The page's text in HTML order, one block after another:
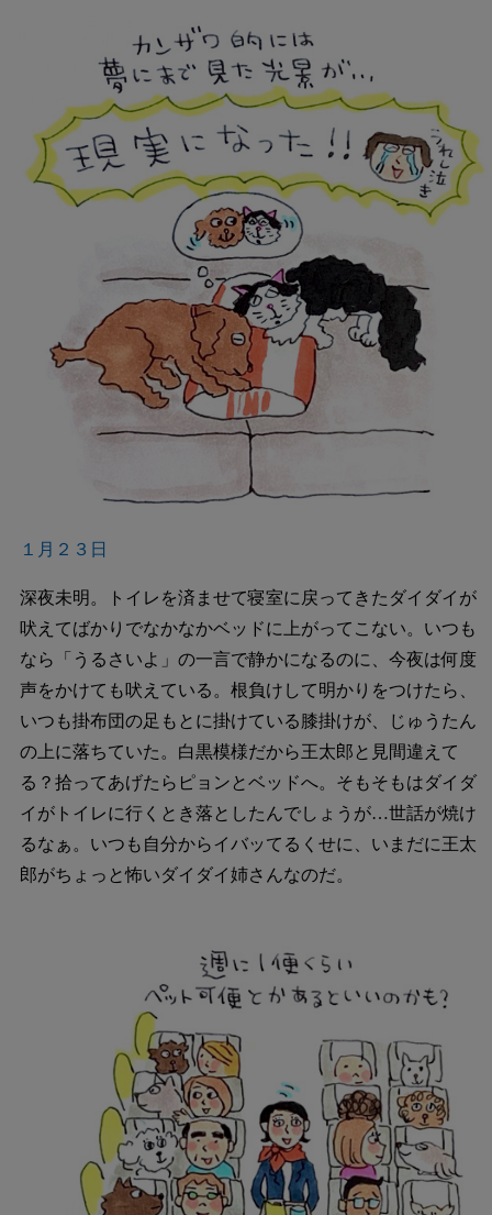
１月２３日
深夜未明。トイレを済ませて寝室に戻ってきたダイダイが
吠えてばかりでなかなかベッドに上がってこない。いつも
なら「うるさいよ」の一言で静かになるのに、今夜は何度
声をかけても吠えている。根負けして明かりをつけたら、
いつも掛布団の足もとに掛けている膝掛けが、じゅうたん
の上に落ちていた。白黒模様だから王太郎と見間違えて
る？拾ってあげたらピョンとベッドへ。そもそもはダイダ
イがトイレに行くとき落としたんでしょうが…世話が焼け
るなぁ。いつも自分からイバッてるくせに、いまだに王太
郎がちょっと怖いダイダイ姉さんなのだ。